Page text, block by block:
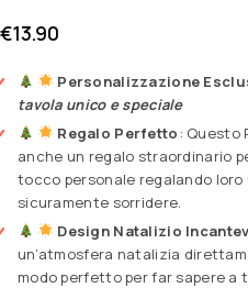
€13.90
Personalizzazione
tavola unico e speciale
Regalo Perfetto : Questo
anche un regalo straordinario
tocco personale regalando
sicuramente sorridere.
Design Natalizio
un’atmosfera natalizia
modo perfetto per far sapere